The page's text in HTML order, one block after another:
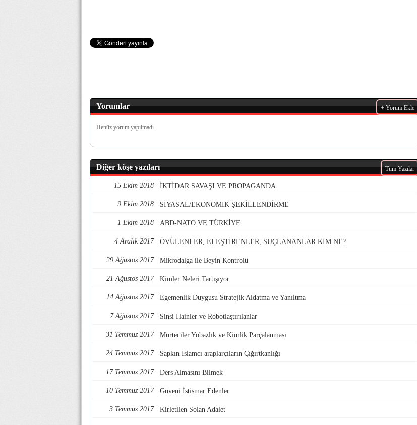
Yorumlar + Yorum Ekle
Henüz yorum yapılmadı.
Diğer köşe yazıları Tüm Yazılar
15 Ekim 2018 İKTİDAR SAVAŞI VE PROPAGANDA
9 Ekim 2018 SİYASAL/EKONOMİK ŞEKİLLENDİRME
1 Ekim 2018 ABD-NATO VE TÜRKİYE
4 Aralık 2017 ÖVÜLENLER, ELEŞTİRENLER, SUÇLANANLAR KİM NE?
29 Ağustos 2017 Mikrodalga ile Beyin Kontrolü
21 Ağustos 2017 Kimler Neleri Tartışıyor
14 Ağustos 2017 Egemenlik Duygusu Stratejik Aldatma ve Yanıltma
7 Ağustos 2017 Sinsi Hainler ve Robotlaştırılanlar
31 Temmuz 2017 Mürteciler Yobazlık ve Kimlik Parçalanması
24 Temmuz 2017 Sapkın İslamcı araplarçıların Çığırtkanlığı
17 Temmuz 2017 Ders Almasını Bilmek
10 Temmuz 2017 Güveni İstismar Edenler
3 Temmuz 2017 Kirletilen Solan Adalet